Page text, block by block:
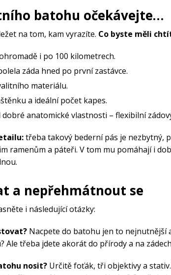
Trička
Láhve
batohu očekávejte…
na tom, kam vyrazíte. Co byste měli
i po 100 kilometrech.
záda hned po první zastávce.
materiálu.
a ideální počet kapes.
dobré anatomické vlastnosti – flexibilní
třeba takový bederní pás je nezbytný,
ramenům a páteři. V tom mu pomáhají i
a nepřehmátnout se
i následující otázky:
Nacpete do batohu jen to nejnutnější
Ale třeba jdete akorát do přírody a na
nosit? Určitě foťák, tři objektivy a